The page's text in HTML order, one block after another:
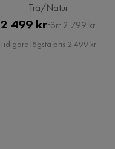
Trä/Natur
Pris
2 499 krOriginal
Pris
Förr 2 799 kr
Tidigare lägsta pris 2 499 kr